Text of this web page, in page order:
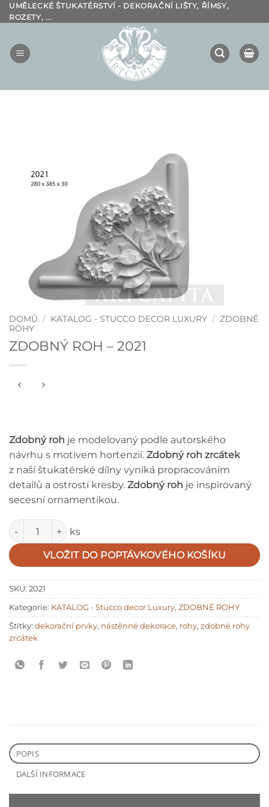
Přeskočit
na
UMĚLECKÉ ŠTUKATÉRSTVÍ - DEKORAČNÍ LIŠTY, ŘÍMSY,
ROZETY, ...
DOMŮ / KATALOG - STUCCO DECOR LUXURY / ZDOBNÉ
ROHY
ZDOBNÝ ROH – 2021
Zdobný roh je modelovaný podle autorského
návrhu s motivem hortenzií. Zdobný roh zrcátek
z naší štukatérské dílny vyniká propracováním
detailů a ostrostí kresby. Zdobný roh je inspirovaný
secesní ornamentikou.
Množství
ks
VLOŽIT DO POPTÁVKOVÉHO KOŠÍKU
SKU: 2021
Kategorie: KATALOG - Stucco decor Luxury, ZDOBNÉ ROHY
Štítky: dekorační prvky, nástěnné dekorace, rohy, zdobné rohy
zrcátek
POPIS
DALŠÍ INFORMACE